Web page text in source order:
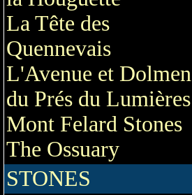
La Tête des
Quennevais
L'Avenue et Dolmen
du Prés du Lumières
Mont Felard Stones
The Ossuary
STONES